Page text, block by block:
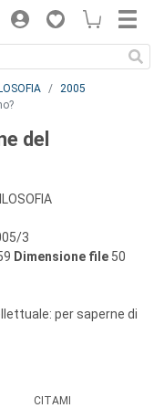
2005
del
3
Dimensione file 50
per saperne di
CITAMI